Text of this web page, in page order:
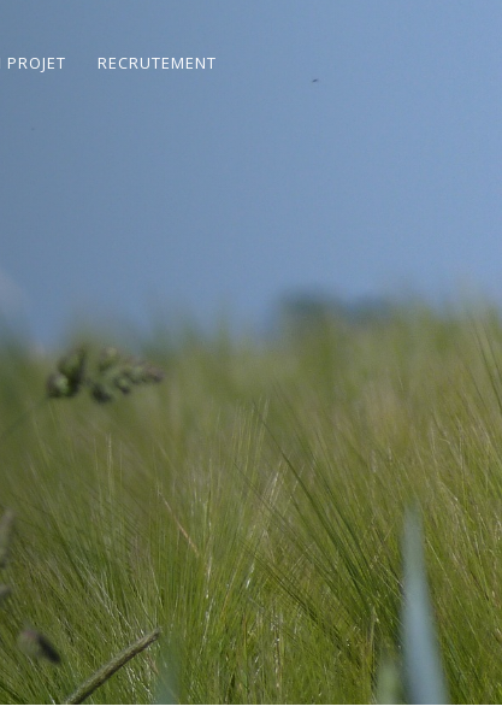
PROJET RECRUTEMENT